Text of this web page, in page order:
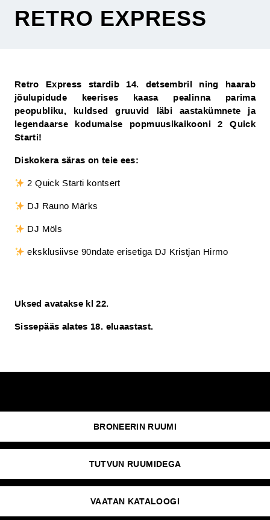
RETRO EXPRESS
Retro Express stardib 14. detsembril ning haarab
jõulupidude keerises kaasa pealinna parima
peopubliku, kuldsed gruuvid läbi aastakümnete ja
legendaarse kodumaise popmuusikaikooni 2 Quick
Starti!
Diskokera säras on teie ees:
2 Quick Starti kontsert
DJ Rauno Märks
DJ Möls
eksklusiivse 90ndate erisetiga DJ Kristjan Hirmo
Uksed avatakse kl 22.
Sissepääs alates 18. eluaastast.
BRONEERIN RUUMI
TUTVUN RUUMIDEGA
VAATAN KATALOOGI